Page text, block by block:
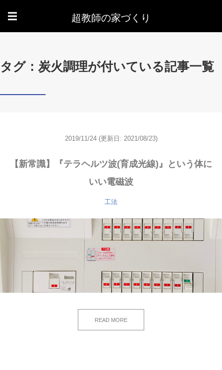
☰ 超教師の家づくり
タグ：炭火調理が付いている記事一覧
2019/11/24 (更新日: 2021/08/23)
【新常識】『テラヘルツ波(育成光線)』という体に
いい電磁波
工法
READ MORE